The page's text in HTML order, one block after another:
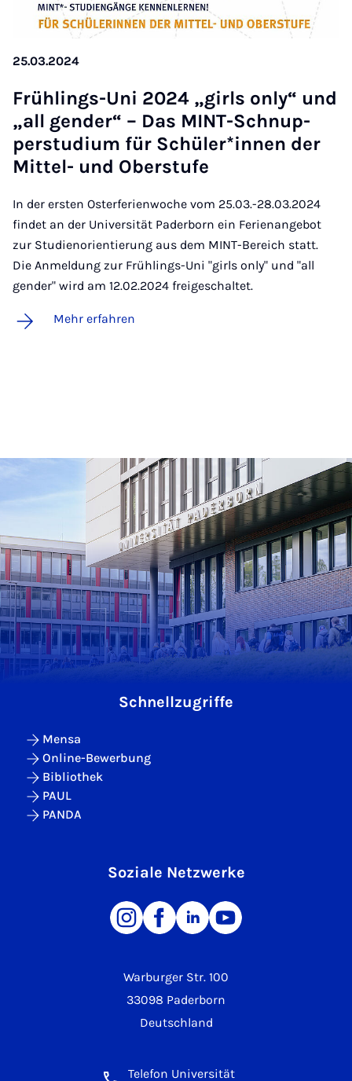
25.03.2024
Früh­lings-Uni 2024 „girls on­ly“ und
„all gen­der“ – Das MINT-Schnup­
per­stu­di­um für Schü­ler*in­nen der
Mit­tel- und Ober­stu­fe
In der ersten Osterferienwoche vom 25.03.-28.03.2024
findet an der Universität Paderborn ein Ferienangebot
zur Studienorientierung aus dem MINT-Bereich statt.
Die Anmeldung zur Frühlings-Uni "girls only" und "all
gender" wird am 12.02.2024 freigeschaltet.
Mehr erfahren
Warburger Str. 100
33098 Paderborn
Deutschland
Telefon Universität
Schnellzugriffe
Mensa
Online-Bewerbung
Bibliothek
PAUL
PANDA
Soziale Netzwerke